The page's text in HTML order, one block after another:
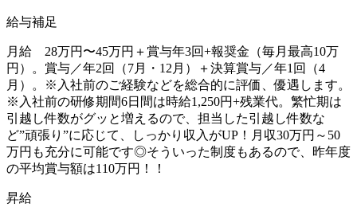
給与補足
月給 28万円〜45万円＋賞与年3回+報奨金（毎月最高10万
円）。賞与／年2回（7月・12月）＋決算賞与／年1回（4
月）。※入社前のご経験などを総合的に評価、優遇します。
※入社前の研修期間6日間は時給1,250円+残業代。繁忙期は
引越し件数がグッと増えるので、担当した引越し件数な
ど”頑張り”に応じて、しっかり収入がUP！月収30万円～50
万円も充分に可能です◎そういった制度もあるので、昨年度
の平均賞与額は110万円！！
昇給